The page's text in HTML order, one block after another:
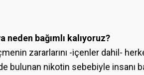
neden bağımlı kalıyoruz?
zararlarını -içenler dahil-
bulunan nikotin sebebiyle insanı